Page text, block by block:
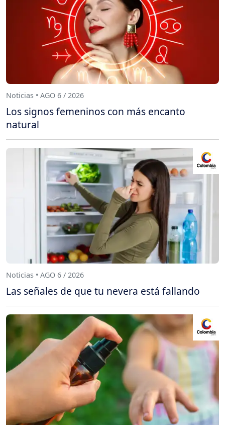
Noticias • AGO 6 / 2026
Los signos femeninos con más encanto
natural
Noticias • AGO 6 / 2026
Las señales de que tu nevera está fallando